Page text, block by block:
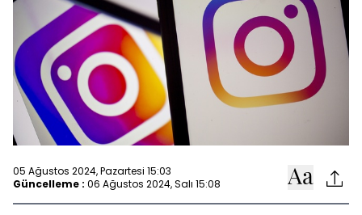
05 Ağustos 2024, Pazartesi 15:03
Güncelleme : 06 Ağustos 2024, Salı 15:08